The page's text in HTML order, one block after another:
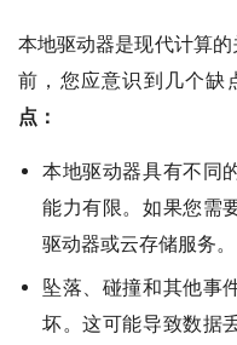
本地驱动器是现代计算
前，您应意识到几个缺
点：
本地驱动器具有不同
能力有限。如果您需
驱动器或云存储服务。
坠落、碰撞和其他事
坏。这可能导致数据